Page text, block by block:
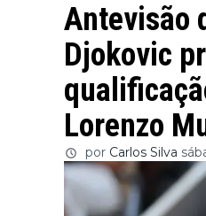
Antevisão
Djokovic
Lorenzo
por Carlos Silva